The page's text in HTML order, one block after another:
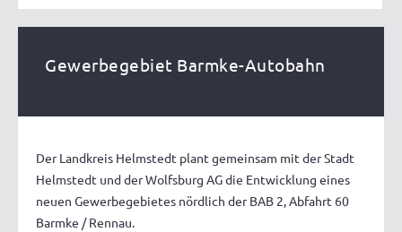
Gewerbegebiet Barmke-Autobahn
Der Landkreis Helmstedt plant gemeinsam mit der Stadt
Helmstedt und der Wolfsburg AG die Entwicklung eines
neuen Gewerbegebietes nördlich der BAB 2, Abfahrt 60
Barmke / Rennau.